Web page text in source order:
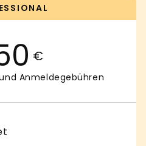
€
Anmeldegebühren